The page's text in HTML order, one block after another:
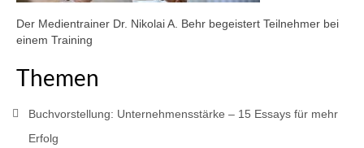
Der Medientrainer Dr. Nikolai A. Behr begeistert Teilnehmer bei
einem Training
Themen
Buchvorstellung: Unternehmensstärke – 15 Essays für mehr
Erfolg